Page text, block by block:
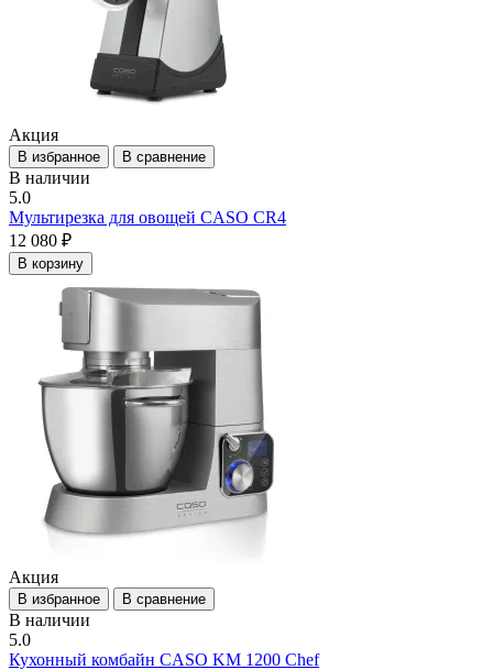
Акция
В избранное В сравнение
В наличии
5.0
Мультирезка для овощей CASO CR4
12 080 ₽
В корзину
Акция
В избранное В сравнение
В наличии
5.0
Кухонный комбайн CASO KM 1200 Chef